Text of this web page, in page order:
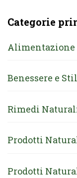
Categorie
Alimentazione
Benessere e
Rimedi
Prodotti
Prodotti